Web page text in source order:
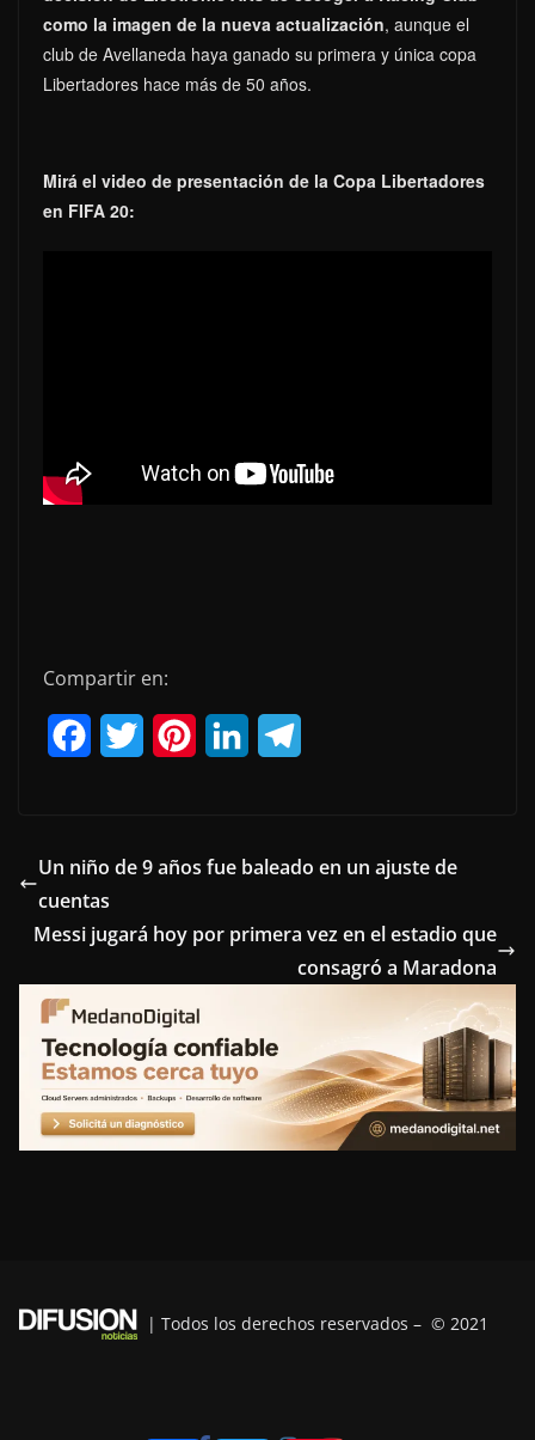
como la imagen de la nueva actualización, aunque el
club de Avellaneda haya ganado su primera y única copa
Libertadores hace más de 50 años.
Mirá el video de presentación de la Copa Libertadores
en FIFA 20:
Compartir en:
e
b
o
k
t
t
r
s
t
k
n
e
Un niño de 9 años fue baleado en un ajuste de
cuentas
Messi jugará hoy por primera vez en el estadio que
consagró a Maradona
| Todos los derechos reservados – © 2021